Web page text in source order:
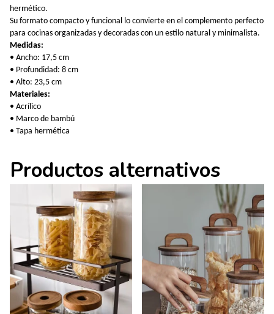
hermético.
Su formato compacto y funcional lo convierte en el complemento perfecto
para cocinas organizadas y decoradas con un estilo natural y minimalista.
Medidas:
• Ancho: 17,5 cm
• Profundidad: 8 cm
• Alto: 23,5 cm
Materiales:
• Acrílico
• Marco de bambú
• Tapa hermética
Productos alternativos